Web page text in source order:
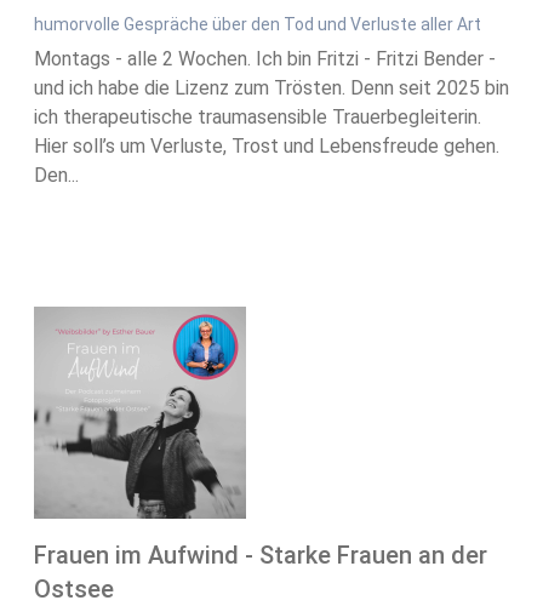
humorvolle Gespräche über den Tod und Verluste aller Art
Montags - alle 2 Wochen. Ich bin Fritzi - Fritzi Bender -
und ich habe die Lizenz zum Trösten. Denn seit 2025 bin
ich therapeutische traumasensible Trauerbegleiterin.
Hier soll’s um Verluste, Trost und Lebensfreude gehen.
Den...
Frauen im Aufwind - Starke Frauen an der
Ostsee